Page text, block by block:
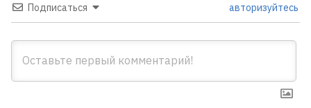
Подписаться авторизуйтесь